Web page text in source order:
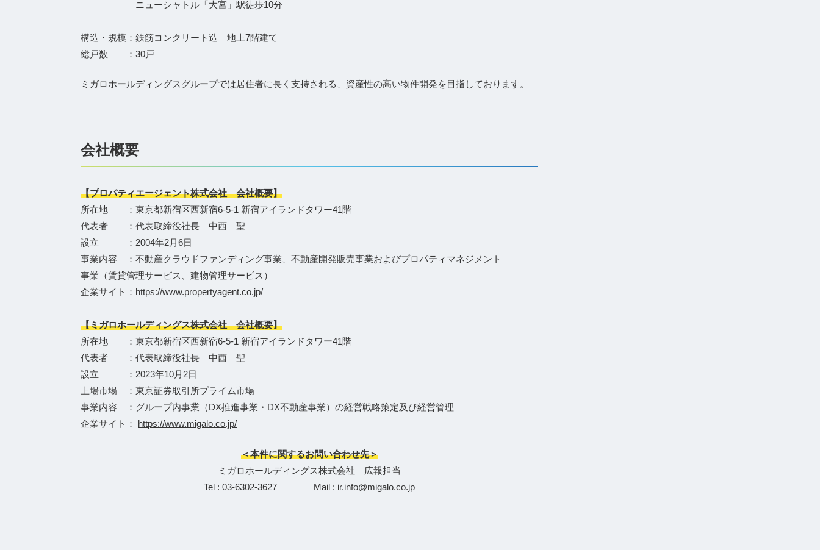
ニューシャトル「大宮」駅徒歩10分
構造・規模：鉄筋コンクリート造 地上7階建て
総戸数 ：30戸
ミガロホールディングスグループでは居住者に長く支持される、資産性の高い物件開発を目指しております。
会社概要
【プロパティエージェント株式会社 会社概要】
所在地 ：東京都新宿区西新宿6-5-1 新宿アイランドタワー41階
代表者 ：代表取締役社長 中西 聖
設立 ：2004年2月6日
事業内容 ：不動産クラウドファンディング事業、不動産開発販売事業およびプロパティマネジメント
事業（賃貸管理サービス、建物管理サービス）
企業サイト： https://www.propertyagent.co.jp/
【ミガロホールディングス株式会社 会社概要】
所在地 ：東京都新宿区西新宿6-5-1 新宿アイランドタワー41階
代表者 ：代表取締役社長 中西 聖
設立 ：2023年10月2日
上場市場 ：東京証券取引所プライム市場
事業内容 ：グループ内事業（DX推進事業・DX不動産事業）の経営戦略策定及び経営管理
企業サイト： https://www.migalo.co.jp/
＜本件に関するお問い合わせ先＞
ミガロホールディングス株式会社 広報担当
Tel : 03-6302-3627 Mail : ir.info@migalo.co.jp